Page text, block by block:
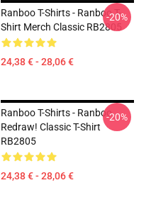
Ranboo T-Shirts - Ranboo T-
Shirt Merch Classic RB2805
24,38 € - 28,06 €
-20%
Ranboo T-Shirts - Ranboo
Redraw! Classic T-Shirt
RB2805
24,38 € - 28,06 €
-20%